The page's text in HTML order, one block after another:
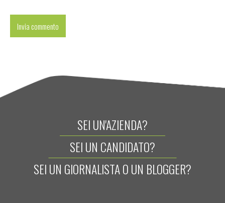
SEI UN'AZIENDA?
SEI UN CANDIDATO?
SEI UN GIORNALISTA O UN BLOGGER?